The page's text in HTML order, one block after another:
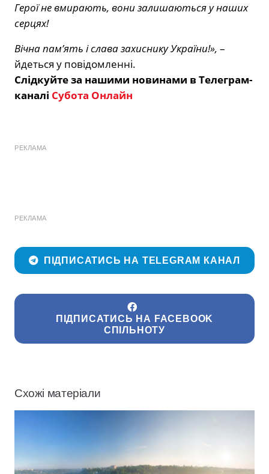
Герої не вмирають, вони залишаються у наших
серцях!
Вічна пам’ять і слава захиснику України!», –
йдеться у повідомленні.
Слідкуйте за нашими новинами в Телеграм-
каналі Субота Онлайн
РЕКЛАМА
РЕКЛАМА
ПІДПИСАТИСЬ НА TELEGRAM КАНАЛ
ПІДПИСАТИСЬ НА FACEBOOK
СПІЛЬНОТУ
Схожі матеріали